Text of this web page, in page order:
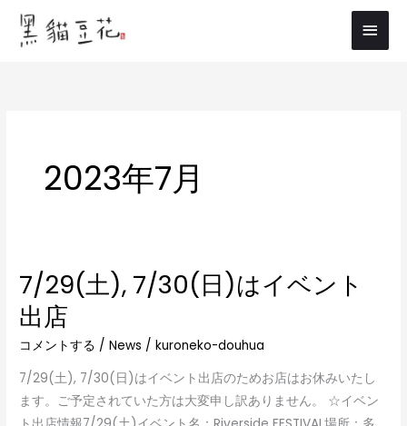
メ
イ
2023年7月
7/29(土), 7/30(日)はイベント
出店
コメントする /News /kuroneko-douhua
7/29(土), 7/30(日)はイベント出店のためお店はお休みいたし
ます。ご予定されていた方は大変申し訳ありません。 ☆イベン
7/29(土),
7/30(日)
は
イ
ベ
ン
ト